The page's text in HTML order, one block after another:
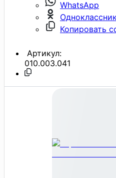
WhatsApp
Копировать
Артикул:
010.003.041